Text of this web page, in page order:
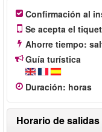
Confirmación al
Se acepta el
Ahorre tiempo:
Guía turística
Duración: horas
Horario de salidas